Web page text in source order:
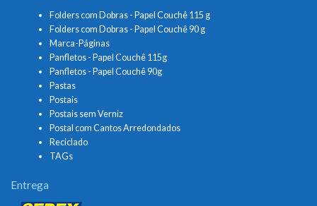
Folders com Dobras - Papel Couchê 115 g
Folders com Dobras - Papel Couchê 90 g
Marca-Páginas
Panfletos - Papel Couchê 115g
Panfletos - Papel Couchê 90g
Pastas
Postais
Postais sem Verniz
Postal com Cantos Arredondados
Reciclado
TAGs
Entrega